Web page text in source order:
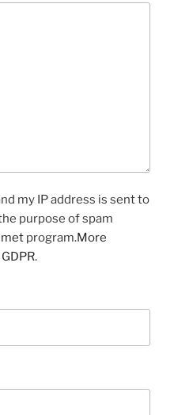
my IP address is sent to
purpose of spam
program.More
.